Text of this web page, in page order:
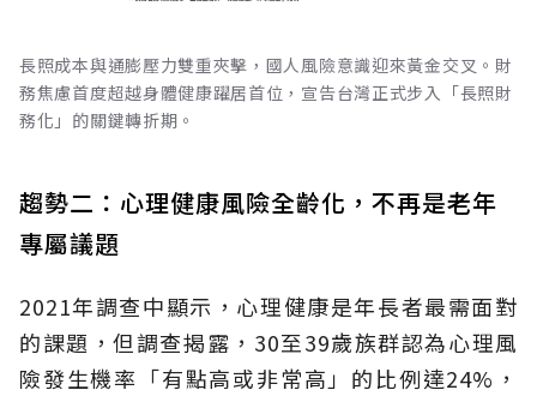
長照成本與通膨壓力雙重夾擊，國人風險意識迎來黃金交叉。財
務焦慮首度超越身體健康躍居首位，宣告台灣正式步入「長照財
務化」的關鍵轉折期。
趨勢二：心理健康風險全齡化，不再是老年
專屬議題
2021年調查中顯示，心理健康是年長者最需面對
的課題，但調查揭露，30至39歲族群認為心理風
險發生機率「有點高或非常高」的比例達24%，